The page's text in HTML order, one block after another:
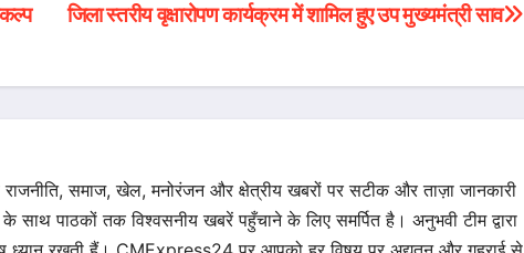
जिला स्तरीय वृक्षारोपण कार्यक्रम में शामिल हुए उप मुख्यमंत्री साव
समाज, खेल, मनोरंजन और क्षेत्रीय खबरों पर सटीक और ताज़ा जानकारी
के साथ पाठकों तक विश्वसनीय खबरें पहुँचाने के लिए समर्पित है। अनुभवी टीम द्वारा